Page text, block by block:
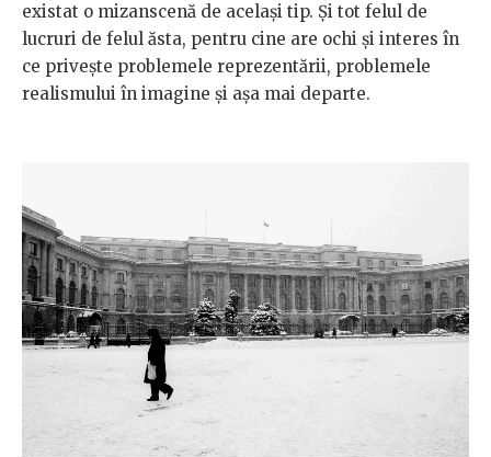
existat o mizanscenă de același tip. Și tot felul de
lucruri de felul ăsta, pentru cine are ochi și interes în
ce privește problemele reprezentării, problemele
realismului în imagine și așa mai departe.